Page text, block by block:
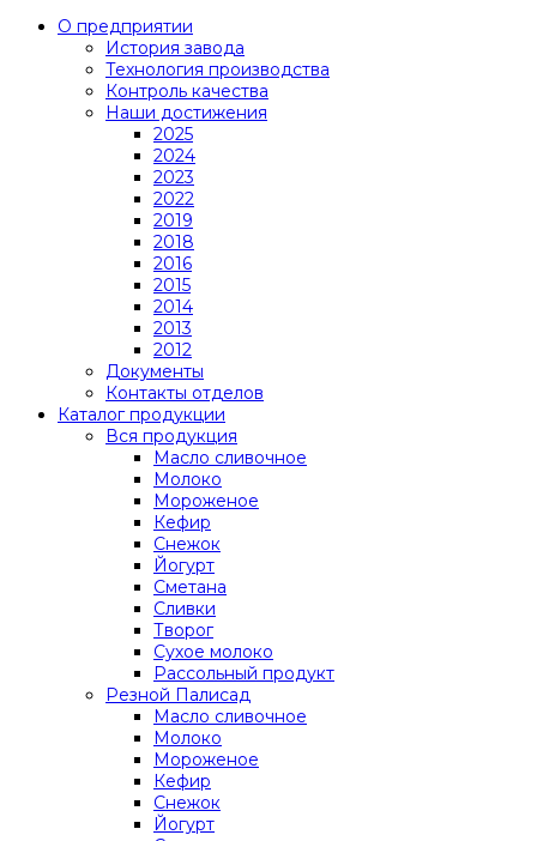
О предприятии
История завода
Технология производства
Контроль качества
Наши достижения
2025
2024
2023
2022
2019
2018
2016
2015
2014
2013
2012
Документы
Контакты отделов
Каталог продукции
Вся продукция
Масло сливочное
Молоко
Мороженое
Кефир
Снежок
Йогурт
Сметана
Сливки
Творог
Сухое молоко
Рассольный продукт
Резной Палисад
Масло сливочное
Молоко
Мороженое
Кефир
Снежок
Йогурт